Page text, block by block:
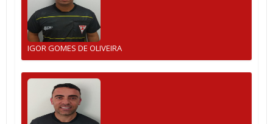
IGOR GOMES DE OLIVEIRA